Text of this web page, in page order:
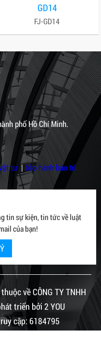
GD14
FJ-GD14
phố Hồ Chí Minh.
tư|bảo hành bảo trì
tin sự kiện, tin tức về luật
của bạn!
về CÔNG TY TNHH
triển bởi 2 YOU
cập: 6184795